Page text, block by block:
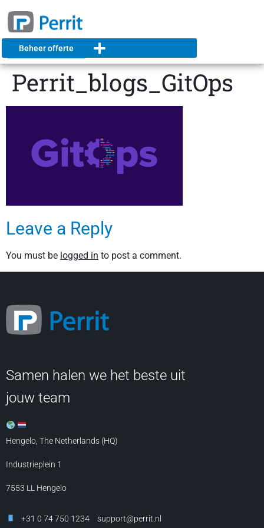
Beheer offerte
Perrit_blogs_GitOps
Leave a Reply
You must be logged in to post a comment.
Samen halen we het beste uit
jouw team
Hengelo, The Netherlands (HQ)
Industrieplein 1
7553 LL Hengelo
+31 0 74 750 1234 support@perrit.nl